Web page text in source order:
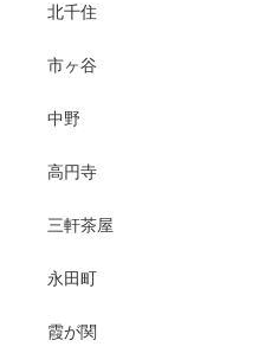
北千住
市ヶ谷
中野
高円寺
三軒茶屋
永田町
霞が関